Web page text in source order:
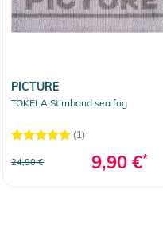
PICTURE
TOKELA Stirnband sea fog
(1)
24,90 € 9,90 €*